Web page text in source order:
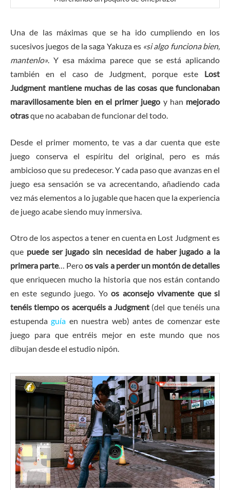
Una de las máximas que se ha ido cumpliendo en los
sucesivos juegos de la saga Yakuza es «si algo funciona bien,
mantenlo». Y esa máxima parece que se está aplicando
también en el caso de Judgment, porque este Lost
Judgment mantiene muchas de las cosas que funcionaban
maravillosamente bien en el primer juego y han mejorado
otrasque no acababan de funcionar del todo.
Desde el primer momento, te vas a dar cuenta que este
juego conserva el espíritu del original, pero es más
ambicioso que su predecesor. Y cada paso que avanzas en el
juego esa sensación se va acrecentando, añadiendo cada
vez más elementos a lo jugable que hacen que la experiencia
de juego acabe siendo muy inmersiva.
Otro de los aspectos a tener en cuenta en Lost Judgment es
que puede ser jugado sin necesidad de haber jugado a la
primera parte… Peroos vais a perder un montón de detalles
que enriquecen mucho la historia que nos están contando
en este segundo juego. Yoos aconsejo vivamente que si
tenéis tiempo os acerquéis a Judgment (del que tenéis una
estupendaguía en nuestra web) antes de comenzar este
juego para que entréis mejor en este mundo que nos
dibujan desde el estudio nipón.